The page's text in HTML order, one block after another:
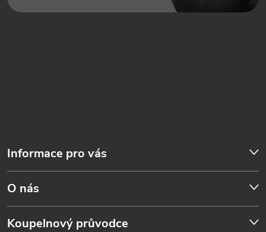
Informace pro vás
O nás
Koupelnový průvodce